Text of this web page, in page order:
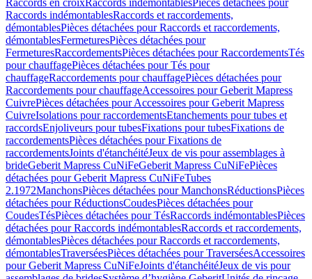
Raccords en croixRaccords indémontablesPièces détachées pour
Raccords indémontablesRaccords et raccordements,
démontablesPièces détachées pour Raccords et raccordements,
démontablesFermeturesPièces détachées pour
FermeturesRaccordementsPièces détachées pour RaccordementsTés
pour chauffagePièces détachées pour Tés pour
chauffageRaccordements pour chauffagePièces détachées pour
Raccordements pour chauffageAccessoires pour Geberit Mapress
CuivrePièces détachées pour Accessoires pour Geberit Mapress
CuivreIsolations pour raccordementsEtanchements pour tubes et
raccordsEnjoliveurs pour tubesFixations pour tubesFixations de
raccordementsPièces détachées pour Fixations de
raccordementsJoints d'étanchéitéJeux de vis pour assemblages à
brideGeberit Mapress CuNiFeGeberit Mapress CuNiFePièces
détachées pour Geberit Mapress CuNiFeTubes
2.1972ManchonsPièces détachées pour ManchonsRéductionsPièces
détachées pour RéductionsCoudesPièces détachées pour
CoudesTésPièces détachées pour TésRaccords indémontablesPièces
détachées pour Raccords indémontablesRaccords et raccordements,
démontablesPièces détachées pour Raccords et raccordements,
démontablesTraverséesPièces détachées pour TraverséesAccessoires
pour Geberit Mapress CuNiFeJoints d'étanchéitéJeux de vis pour